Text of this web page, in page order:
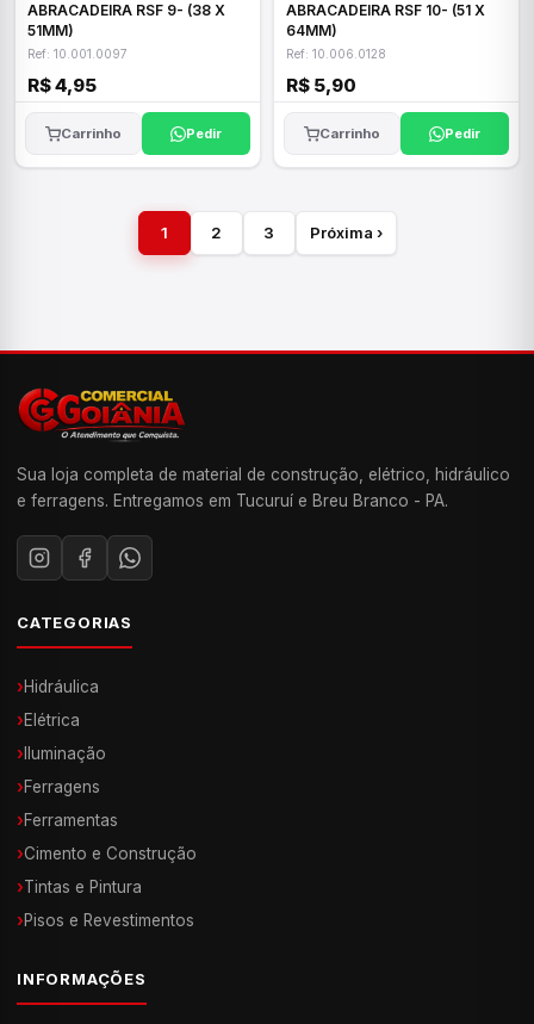
ABRACADEIRA RSF 9- (38 X
51MM)
Ref: 10.001.0097
R$ 4,95
Carrinho Pedir
ABRACADEIRA RSF 10- (51 X
64MM)
Ref: 10.006.0128
R$ 5,90
Carrinho Pedir
1 2 3 Próxima ›
Sua loja completa de material de construção, elétrico, hidráulico
e ferragens. Entregamos em Tucuruí e Breu Branco - PA.
CATEGORIAS
›Hidráulica
›Elétrica
› Iluminação
›Ferragens
›Ferramentas
›Cimento e Construção
›Tintas e Pintura
›Pisos e Revestimentos
INFORMAÇÕES